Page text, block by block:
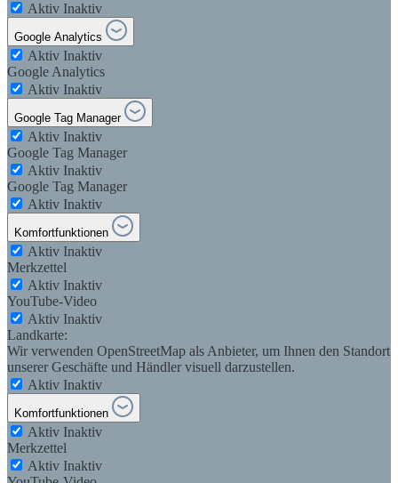
Aktiv Inaktiv
Google Analytics
Aktiv Inaktiv
Google Analytics
Aktiv Inaktiv
Google Tag Manager
Aktiv Inaktiv
Google Tag Manager
Aktiv Inaktiv
Google Tag Manager
Aktiv Inaktiv
Komfortfunktionen
Aktiv Inaktiv
Merkzettel
Aktiv Inaktiv
YouTube-Video
Aktiv Inaktiv
Landkarte:
Wir verwenden OpenStreetMap als Anbieter, um Ihnen den Standort
unserer Geschäfte und Händler visuell darzustellen.
Aktiv Inaktiv
Komfortfunktionen
Aktiv Inaktiv
Merkzettel
Aktiv Inaktiv